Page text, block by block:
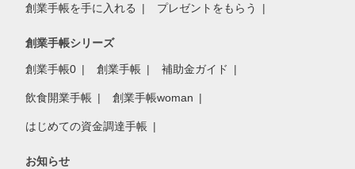
創業手帳を手に入れる プレゼントをもらう
創業手帳シリーズ
創業手帳0 創業手帳 補助金ガイド
飲食開業手帳 創業手帳woman
はじめての資金調達手帳
お知らせ